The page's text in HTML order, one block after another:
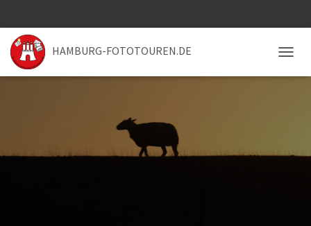
HAMBURG-FOTOTOUREN.DE